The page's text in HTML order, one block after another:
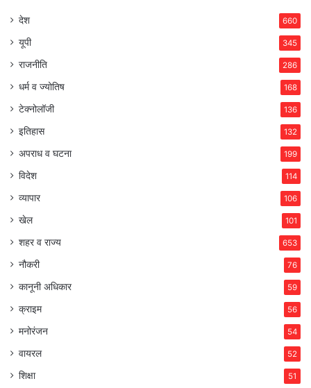
देश 660
यूपी 345
राजनीति 286
धर्म व ज्योतिष 168
टेक्नोलॉजी 136
इतिहास 132
अपराध व घटना 199
विदेश 114
व्यापार 106
खेल 101
शहर व राज्य 653
नौकरी 76
कानूनी अधिकार 59
क्राइम 56
मनोरंजन 54
वायरल 52
शिक्षा 51